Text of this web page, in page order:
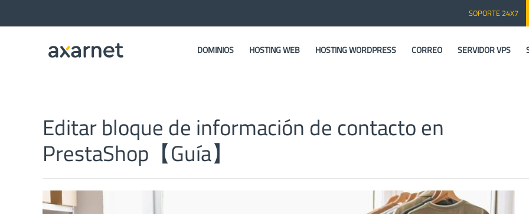
SOPORTE 24X7
DOMINIOS HOSTING WEB HOSTING WORDPRESS CORREO SERVIDOR VPS
Editar bloque de información de contacto en
PrestaShop【Guía】